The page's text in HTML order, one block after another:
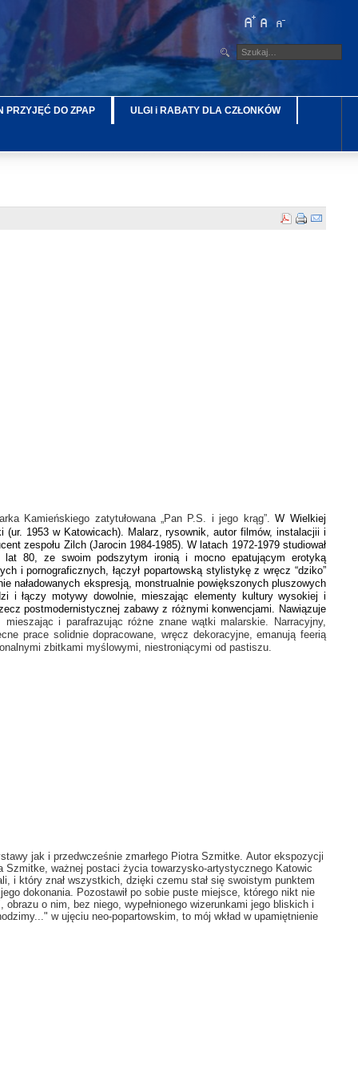
PRZYJĘĆ DO ZPAP ULGI i RABATY DLA CZŁONKÓW
Kamieńskiego zatytułowana „Pan P.S. i jego krąg”.W Wielkiej
1953 w Katowicach). Malarz, rysownik, autor filmów, instalacjii i
zespołu Zilch (Jarocin 1984-1985). W latach 1972-1979 studiował
80, ze swoim podszytym ironią i mocno epatującym erotyką
i pornograficznych, łączył popartowską stylistykę z wręcz “dziko”
naładowanych ekspresją, monstrualnie powiększonych pluszowych
i łączy motywy dowolnie, mieszając elementy kultury wysokiej i
postmodernistycznej zabawy z różnymi konwencjami. Nawiązuje
i parafrazując różne znane wątki malarskie. Narracyjny,
prace solidnie dopracowane, wręcz dekoracyjne, emanują feerią
zbitkami myślowymi, niestroniącymi od pastiszu.
jak i przedwcześnie zmarłego Piotra Szmitke. Autor ekspozycji
Szmitke, ważnej postaci życia towarzysko-artystycznego Katowic
i który znał wszystkich, dzięki czemu stał się swoistym punktem
dokonania. Pozostawił po sobie puste miejsce, którego nikt nie
o nim, bez niego, wypełnionego wizerunkami jego bliskich i
w ujęciu neo-popartowskim, to mój wkład w upamiętnienie